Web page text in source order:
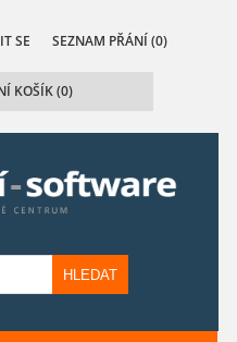
SE SEZNAM PŘÁNÍ (0)
KOŠÍK(0)
HLEDAT